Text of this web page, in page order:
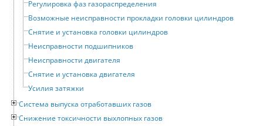
Регулировка фаз газораспределения
Возможные неисправности прокладки головки цилиндров
Снятие и установка головки цилиндров
Неисправности подшипников
Неисправности двигателя
Снятие и установка двигателя
Усилия затяжки
Система выпуска отработавших газов
Снижение токсичности выхлопных газов